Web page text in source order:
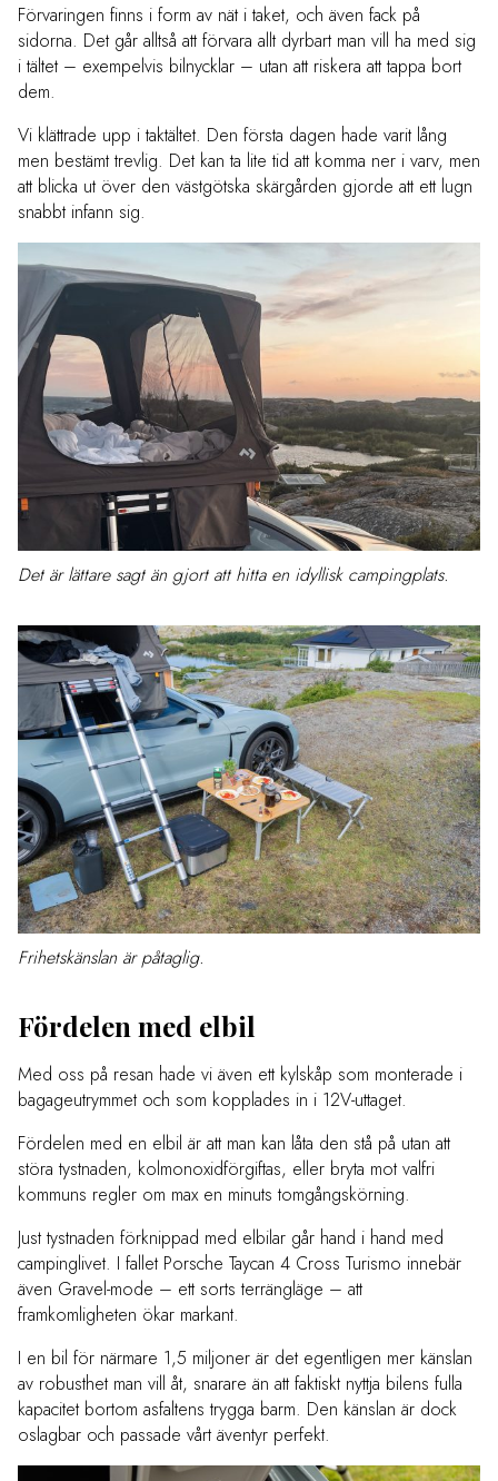
Förvaringen finns i form av nät i taket, och även fack på
sidorna. Det går alltså att förvara allt dyrbart man vill ha med sig
i tältet – exempelvis bilnycklar – utan att riskera att tappa bort
dem.
Vi klättrade upp i taktältet. Den första dagen hade varit lång
men bestämt trevlig. Det kan ta lite tid att komma ner i varv, men
att blicka ut över den västgötska skärgården gjorde att ett lugn
snabbt infann sig.
Det är lättare sagt än gjort att hitta en idyllisk campingplats.
Frihetskänslan är påtaglig.
Fördelen med elbil
Med oss på resan hade vi även ett kylskåp som monterade i
bagageutrymmet och som kopplades in i 12V-uttaget.
Fördelen med en elbil är att man kan låta den stå på utan att
störa tystnaden, kolmonoxidförgiftas, eller bryta mot valfri
kommuns regler om max en minuts tomgångskörning.
Just tystnaden förknippad med elbilar går hand i hand med
campinglivet. I fallet Porsche Taycan 4 Cross Turismo innebär
även Gravel-mode – ett sorts terrängläge – att
framkomligheten ökar markant.
I en bil för närmare 1,5 miljoner är det egentligen mer känslan
av robusthet man vill åt, snarare än att faktiskt nyttja bilens fulla
kapacitet bortom asfaltens trygga barm. Den känslan är dock
oslagbar och passade vårt äventyr perfekt.